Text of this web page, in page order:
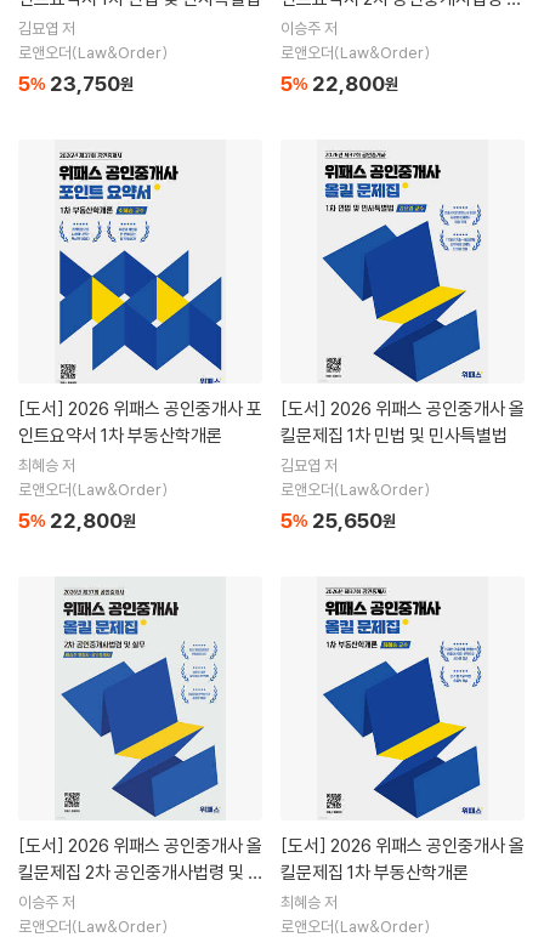
김묘엽 저
로앤오더(Law&Order)
5% 23,750원
실무
이승주 저
로앤오더(Law&Order)
5% 22,800원
[도서]
인트요약서 1차 부동산학개론
최혜승 저
로앤오더(Law&Order)
5% 22,800원
[도서]
킬문제집 1차 민법 및 민사특별법
김묘엽 저
로앤오더(Law&Order)
5% 25,650원
[도서]
킬문제집 2차 공인중개사법령 및 실
무
이승주 저
로앤오더(Law&Order)
[도서]
킬문제집 1차 부동산학개론
최혜승 저
로앤오더(Law&Order)